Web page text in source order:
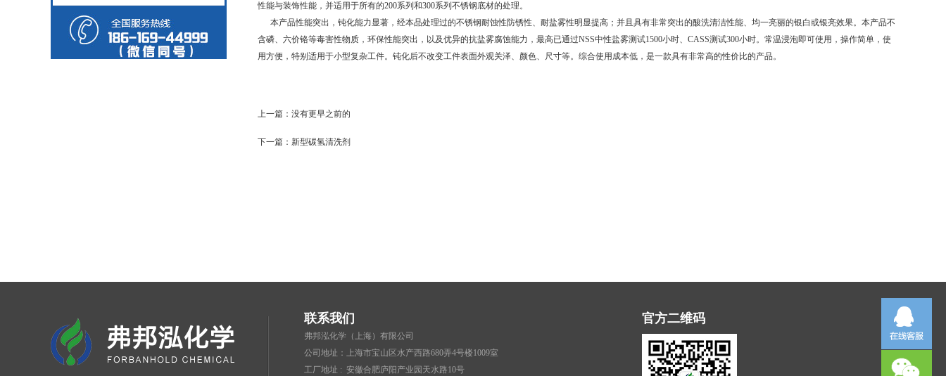
性能与装饰性能，并适用于所有的200系列和300系列不锈钢底材的处理。
本产品性能突出，钝化能力显著，经本品处理过的不锈钢耐蚀性防锈性、耐盐雾性明显提高；并且具有非常突出的酸洗清洁性能、均一亮丽的银白或银亮效果。本产品不
含磷、六价铬等毒害性物质，环保性能突出，以及优异的抗盐雾腐蚀能力，最高已通过NSS中性盐雾测试1500小时、CASS测试300小时。常温浸泡即可使用，操作简单，使
用方便，特别适用于小型复杂工件。钝化后不改变工件表面外观关泽、颜色、尺寸等。综合使用成本低，是一款具有非常高的性价比的产品。
上一篇：没有更早之前的
下一篇： 新型碳氢清洗剂
联系我们
弗邦泓化学（上海）有限公司
公司地址：上海市宝山区水产西路680弄4号楼1009室
工厂地址 : 安徽合肥庐阳产业园天水路10号
官方二维码